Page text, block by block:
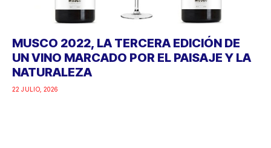
MUSCO 2022, LA TERCERA EDICIÓN DE
UN VINO MARCADO POR EL PAISAJE Y LA
NATURALEZA
22 JULIO, 2026